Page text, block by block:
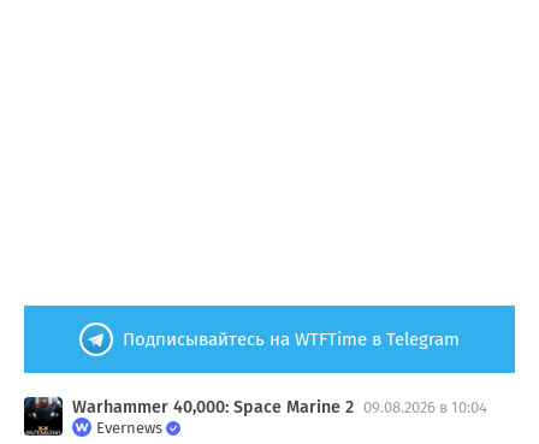
Подписывайтесь на WTFTime в Telegram
Warhammer 40,000: Space Marine 2 09.08.2026 в 10:04
Evernews